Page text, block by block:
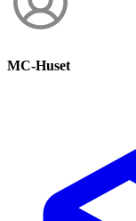
MC-Huset